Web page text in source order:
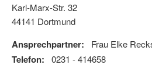
Karl-Marx-Str. 32
44141 Dortmund
Ansprechpartner: Frau Elke
Telefon: 0231 - 414658